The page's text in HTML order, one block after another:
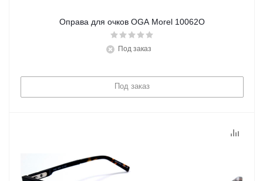
Оправа для очков OGA Morel 10062O
Под заказ
Под заказ